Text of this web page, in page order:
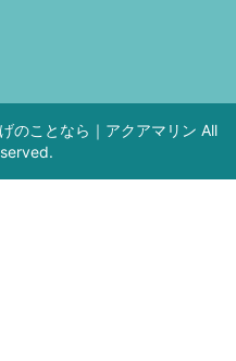
のことなら｜アクアマリン All